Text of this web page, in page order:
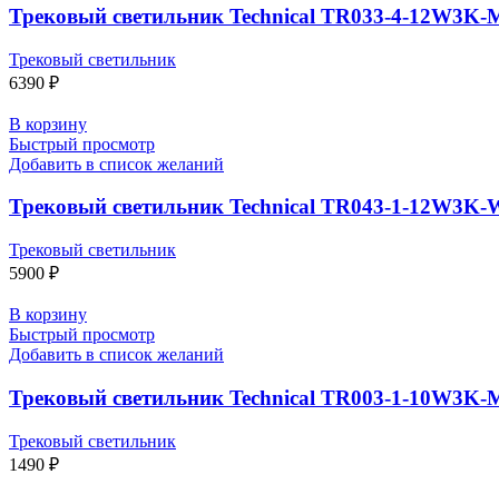
Трековый светильник Technical TR033-4-12W3K-
Трековый светильник
6390 ₽
В корзину
Быстрый просмотр
Добавить в список желаний
Трековый светильник Technical TR043-1-12W3K-
Трековый светильник
5900 ₽
В корзину
Быстрый просмотр
Добавить в список желаний
Трековый светильник Technical TR003-1-10W3K-
Трековый светильник
1490 ₽